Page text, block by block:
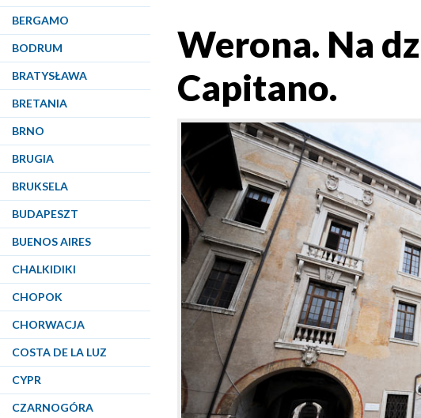
BERGAMO
BODRUM
BRATYSŁAWA
BRETANIA
BRNO
BRUGIA
BRUKSELA
BUDAPESZT
BUENOS AIRES
CHALKIDIKI
CHOPOK
CHORWACJA
COSTA DE LA LUZ
CYPR
CZARNOGÓRA
Werona. Na
Capitano.